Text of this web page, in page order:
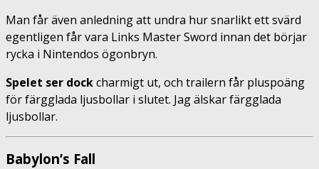
Man får även anledning att undra hur snarlikt ett svärd
egentligen får vara Links Master Sword innan det börjar
rycka i Nintendos ögonbryn.
Spelet ser dockcharmigt ut, och trailern får pluspoäng
för färgglada ljusbollar i slutet. Jag älskar färgglada
ljusbollar.
Babylon’s Fall